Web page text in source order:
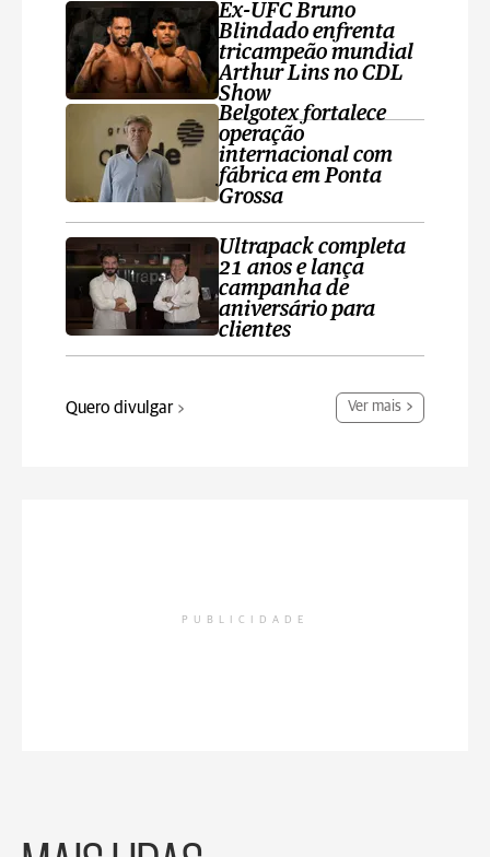
Ex-UFC Bruno
Blindado enfrenta
tricampeão mundial
Arthur Lins no CDL
Show
Belgotex fortalece
operação
internacional com
fábrica em Ponta
Grossa
Ultrapack completa
21 anos e lança
campanha de
aniversário para
clientes
Quero divulgar Ver mais
PUBLICIDADE